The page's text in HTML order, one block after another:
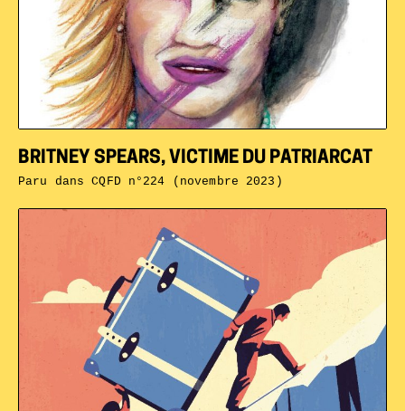
BRITNEY SPEARS, VICTIME DU PATRIARCAT
Paru dansCQFD n°224 (novembre 2023)